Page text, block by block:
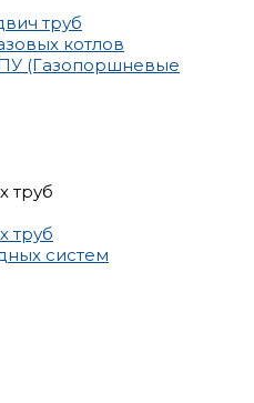
труб
котлов
(Газопоршневые
труб
труб
систем